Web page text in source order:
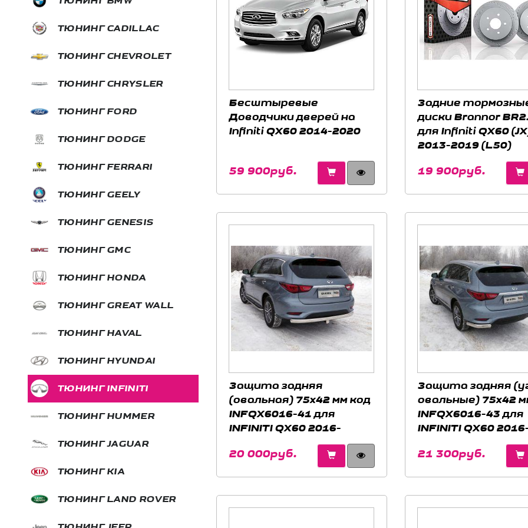
ТЮНИНГ CADILLAC
ТЮНИНГ CHEVROLET
ТЮНИНГ CHRYSLER
ТЮНИНГ FORD
ТЮНИНГ DODGE
ТЮНИНГ FERRARI
ТЮНИНГ GEELY
ТЮНИНГ GENESIS
ТЮНИНГ GMC
ТЮНИНГ HONDA
ТЮНИНГ GREAT WALL
ТЮНИНГ HAVAL
ТЮНИНГ HYUNDAI
ТЮНИНГ INFINITI
ТЮНИНГ HUMMER
ТЮНИНГ JAGUAR
ТЮНИНГ KIA
ТЮНИНГ LAND ROVER
Беcштыревые
Доводчики дверей на
Infiniti QX60 2014-2020
59 900руб.
Задние
диски Brannor
для Infiniti QX60
2013-2019 (L50)
19 900руб.
Защита задняя
(овальная) 75х42 мм код
INFQX6016-41 для
INFINITI QX60 2016-
20 000руб.
Защита задняя
овальные) 75х42
INFQX6016-43 для
INFINITI QX60
21 300руб.